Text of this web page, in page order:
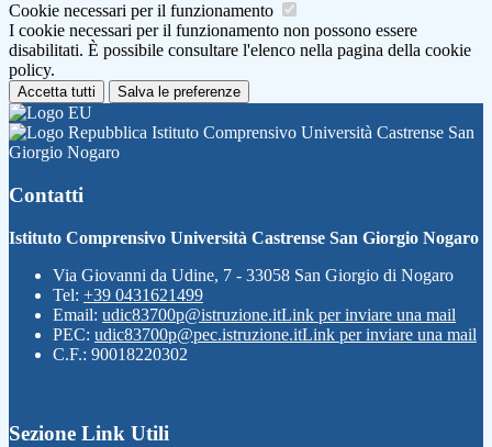
Cookie necessari per il funzionamento
I cookie necessari per il funzionamento non possono essere
disabilitati. È possibile consultare l'elenco nella pagina della cookie
policy.
Accetta tutti Salva le preferenze
Istituto Comprensivo Università Castrense San
Giorgio Nogaro
Contatti
Istituto Comprensivo Università Castrense San Giorgio Nogaro
Via Giovanni da Udine, 7 - 33058 San Giorgio di Nogaro
Tel: +39 0431621499
Email: udic83700p@istruzione.itLink per inviare una mail
PEC: udic83700p@pec.istruzione.itLink per inviare una mail
C.F.: 90018220302
Sezione Link Utili